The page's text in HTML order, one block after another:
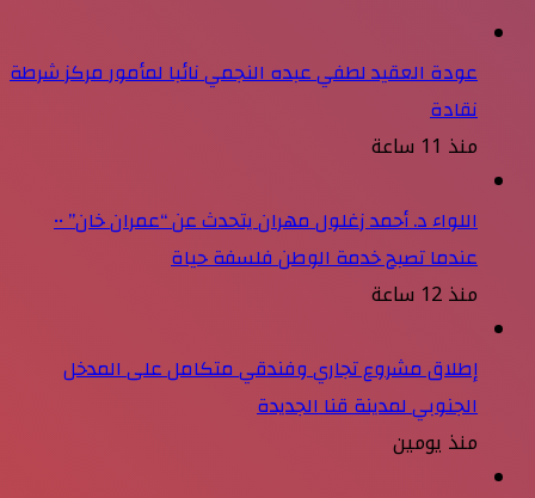
عودة العقيد لطفي عبده النجمي نائبا لمأمور مركز شرطة
نقادة
منذ 11 ساعة
اللواء د. أحمد زغلول مهران يتحدث عن “عمران خان” ••
عندما تصبح خدمة الوطن فلسفة حياة
منذ 12 ساعة
إطلاق مشروع تجاري وفندقي متكامل على المدخل
الجنوبي لمدينة قنا الجديدة
منذ يومين